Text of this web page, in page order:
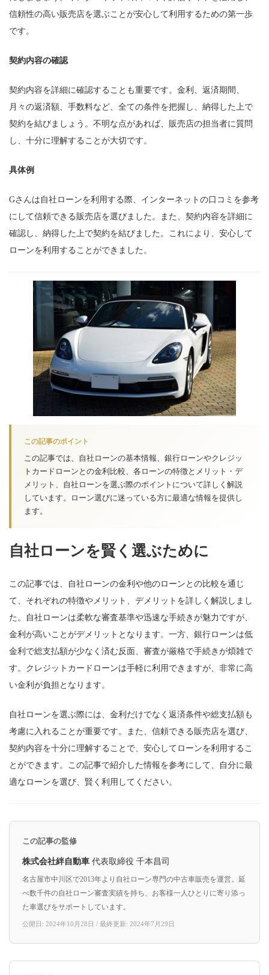
信頼性の高い販売店を選ぶことが安心して利用するための第一歩
です。
契約内容の確認
契約内容を詳細に確認することも重要です。金利、返済期間、
月々の返済額、手数料など、全ての条件を把握し、納得した上で
契約を結びましょう。不明な点があれば、販売店の担当者に質問
し、十分に理解することが大切です。
具体例
Gさんは自社ローンを利用する際、インターネットの口コミを参考
にして信頼できる販売店を選びました。また、契約内容を詳細に
確認し、納得した上で契約を結びました。これにより、安心して
ローンを利用することができました。
この記事のポイント
この記事では、自社ローンの基本情報、銀行ローンやクレジッ
トカードローンとの金利比較、各ローンの特徴とメリット・デ
メリット、自社ローンを選ぶ際のポイントについて詳しく解説
しています。ローン選びに迷っている方に最適な情報を提供し
ます。
自社ローンを賢く選ぶために
この記事では、自社ローンの金利や他のローンとの比較を通じ
て、それぞれの特徴やメリット、デメリットを詳しく解説しまし
た。自社ローンは柔軟な審査基準や迅速な手続きが魅力ですが、
金利が高いことがデメリットとなります。一方、銀行ローンは低
金利で総支払額が少なく済む反面、審査が厳格で手続きが煩雑で
す。クレジットカードローンは手軽に利用できますが、非常に高
い金利が負担となります。
自社ローンを選ぶ際には、金利だけでなく返済条件や総支払額も
考慮に入れることが重要です。また、信頼できる販売店を選び、
契約内容を十分に理解することで、安心してローンを利用するこ
とができます。この記事で紹介した情報を参考にして、自分に最
適なローンを選び、賢く利用してください。
この記事の監修
株式会社絆自動車 代表取締役 千本昌司
名古屋市中川区で2013年より自社ローン専門の中古車販売を運営。延
べ数千件の自社ローン審査実績を持ち、お客様一人ひとりに寄り添っ
た車選びをサポートしています。
公開日: 2024年10月28日 / 最終更新: 2024年7月29日